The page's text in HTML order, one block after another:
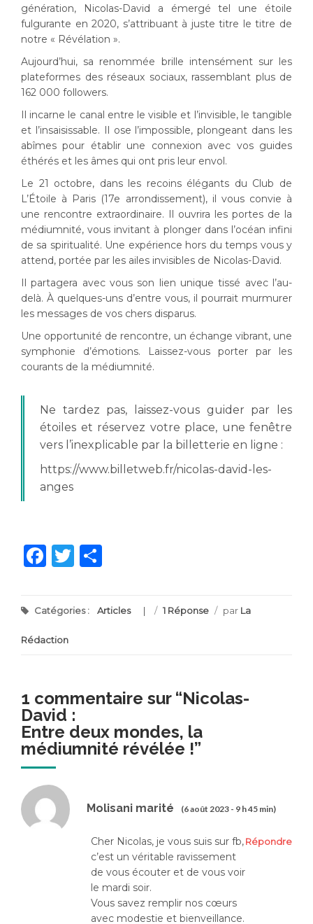
génération, Nicolas-David a émergé tel une étoile
fulgurante en 2020, s’attribuant à juste titre le titre de
notre « Révélation ».
Aujourd’hui, sa renommée brille intensément sur les
plateformes des réseaux sociaux, rassemblant plus de
162 000 followers.
Il incarne le canal entre le visible et l’invisible, le tangible
et l’insaisissable. Il ose l’impossible, plongeant dans les
abîmes pour établir une connexion avec vos guides
éthérés et les âmes qui ont pris leur envol.
Le 21 octobre, dans les recoins élégants du Club de
L’Étoile à Paris (17e arrondissement), il vous convie à
une rencontre extraordinaire. Il ouvrira les portes de la
médiumnité, vous invitant à plonger dans l’océan infini
de sa spiritualité. Une expérience hors du temps vous y
attend, portée par les ailes invisibles de Nicolas-David.
Il partagera avec vous son lien unique tissé avec l’au-
delà. À quelques-uns d’entre vous, il pourrait murmurer
les messages de vos chers disparus.
Une opportunité de rencontre, un échange vibrant, une
symphonie d’émotions. Laissez-vous porter par les
courants de la médiumnité.
Ne tardez pas, laissez-vous guider par les
étoiles et réservez votre place, une fenêtre
vers l’inexplicable par la billetterie en ligne :
https://www.billetweb.fr/nicolas-david-les-
anges
Facebook
Twitter
Catégories : Articles / 1 Réponse / par La
Rédaction
1 commentaire sur “Nicolas-
David :
Entre deux mondes, la
médiumnité révélée !”
Molisani marité (6 août 2023 - 9 h 45 min)
Répondre
Cher Nicolas, je vous suis sur fb,
c’est un véritable ravissement
de vous écouter et de vous voir
le mardi soir.
Vous savez remplir nos cœurs
avec modestie et bienveillance.